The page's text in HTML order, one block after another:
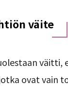
väite
väitti,
ovat vain